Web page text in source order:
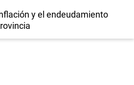
y el endeudamiento